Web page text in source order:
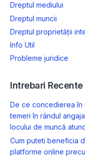
Dreptul mediului
Dreptul muncii
Dreptul proprietății
Info Util
Probleme juridice
Intrebari Recente
De ce concedierea în
temeri în rândul
locului de muncă
Cum puteti beneficia
platforme online